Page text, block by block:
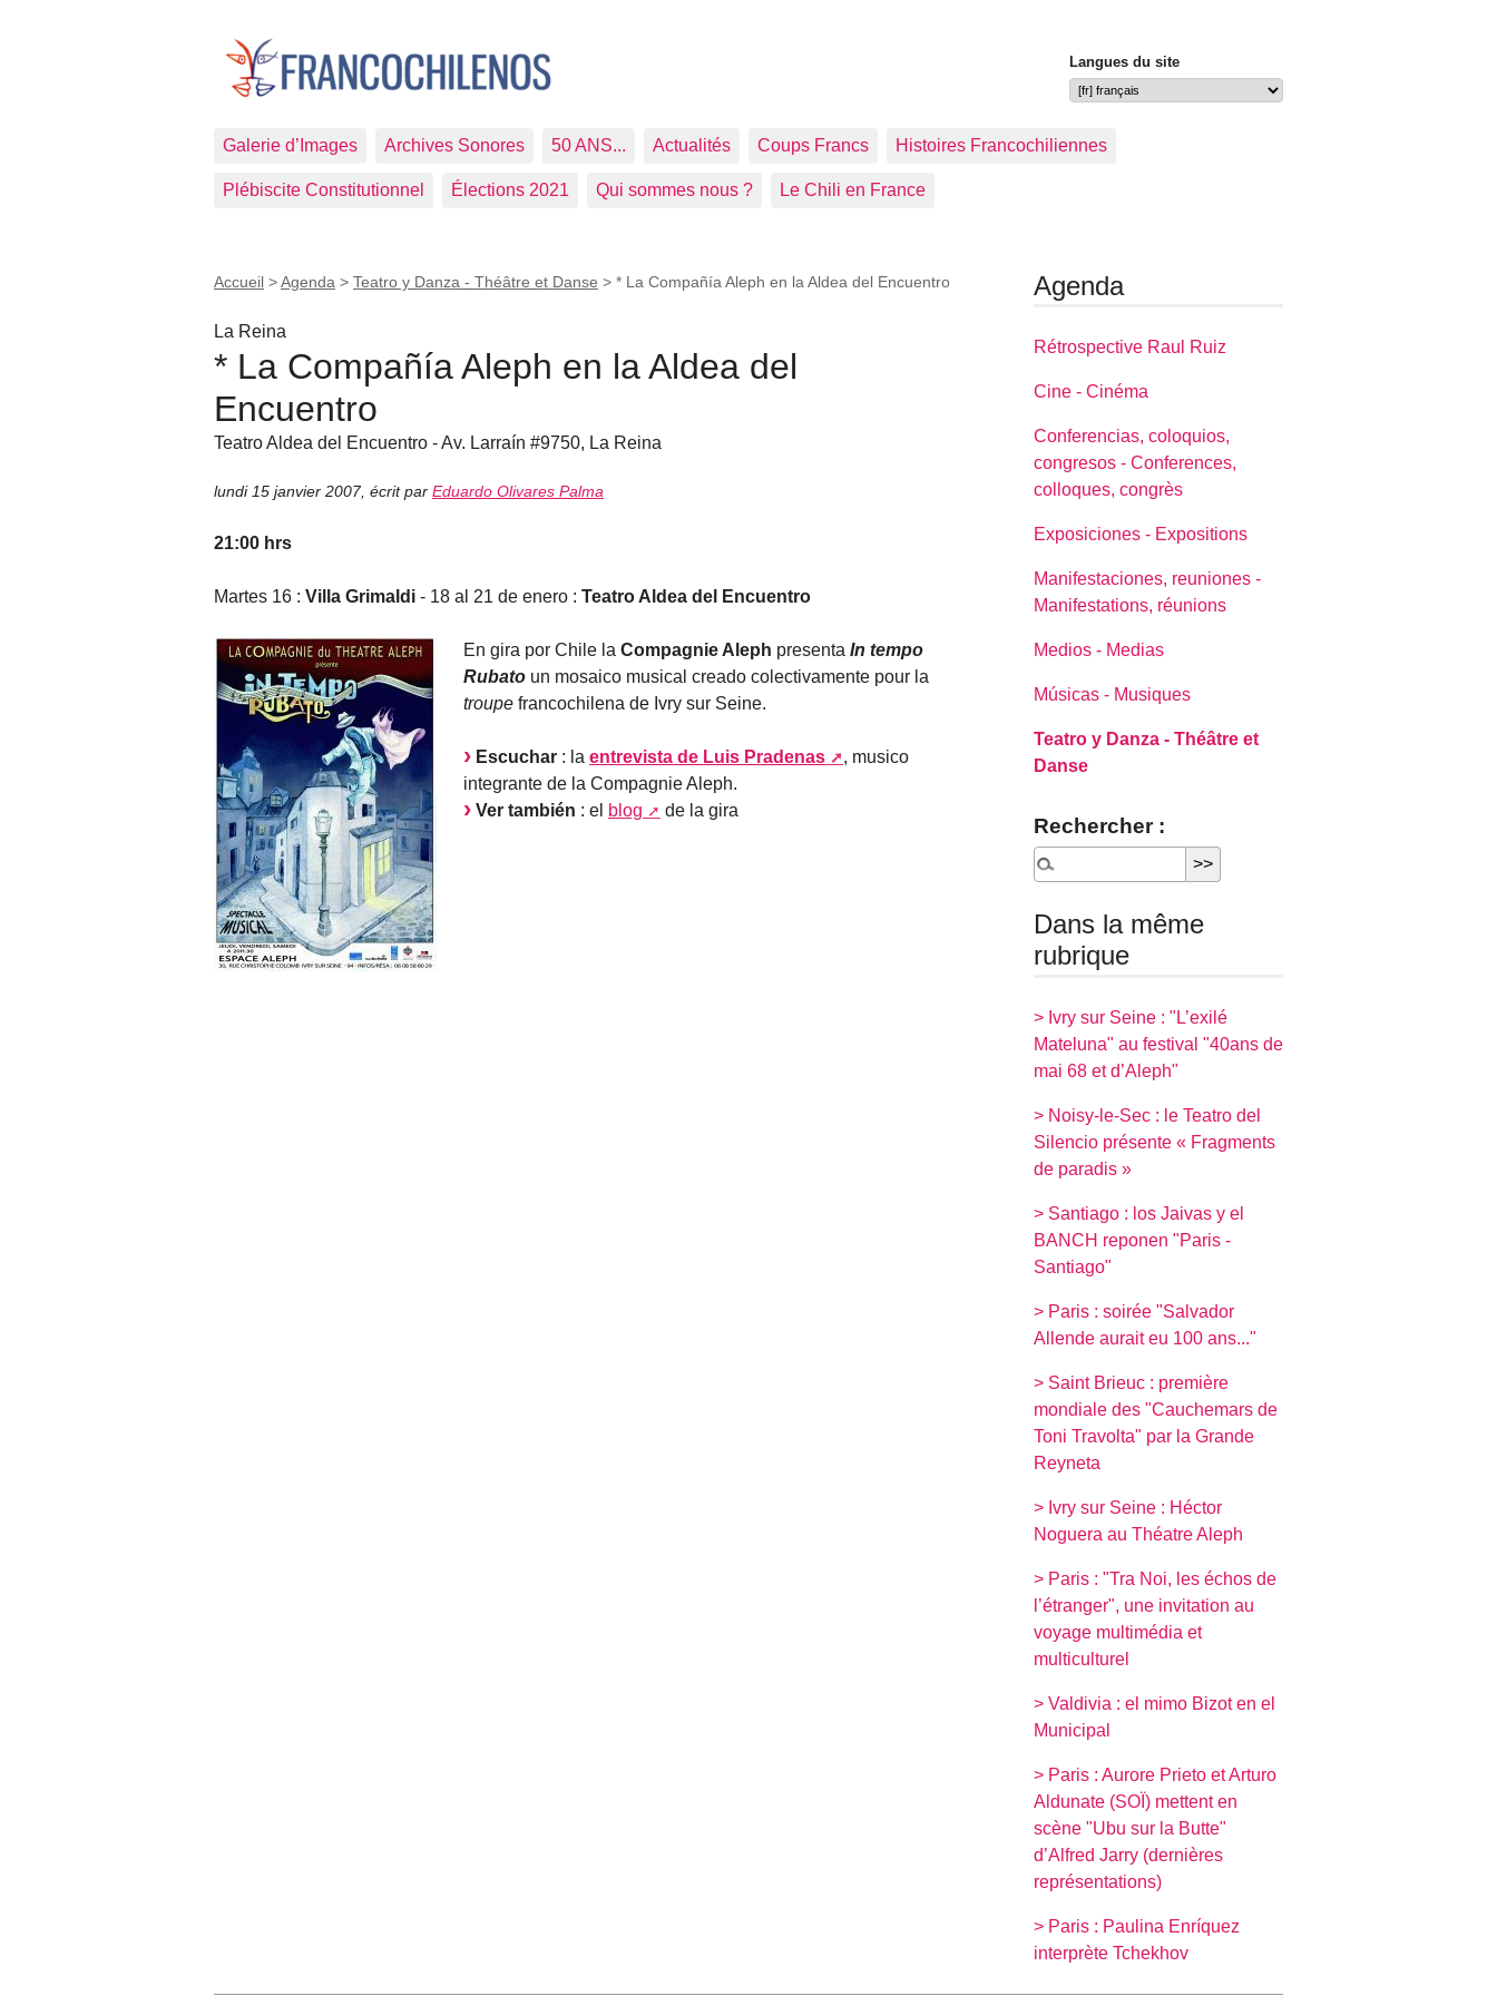
Langues du site
Galerie d’Images Archives Sonores 50 ANS... Actualités Coups Francs Histoires Francochiliennes
Plébiscite Constitutionnel Élections 2021 Qui sommes nous ? Le Chili en France
Accueil >Agenda > Teatro y Danza - Théâtre et Danse > * La Compañía Aleph en la Aldea del Encuentro
La Reina
* La Compañía Aleph en la Aldea del
Encuentro
Teatro Aldea del Encuentro - Av. Larraín #9750, La Reina
lundi 15 janvier 2007, écrit par Eduardo Olivares Palma
21:00 hrs
Martes 16 : Villa Grimaldi - 18 al 21 de enero : Teatro Aldea del Encuentro
En gira por Chile la Compagnie Aleph presenta In tempo
Rubato un mosaico musical creado colectivamente pour la
troupe francochilena de Ivry sur Seine.
Escuchar : la entrevista de Luis Pradenas
, musico
integrante de la Compagnie Aleph.
Ver también : el blog de la gira
Agenda
Rétrospective Raul Ruiz
Cine - Cinéma
Conferencias, coloquios,
congresos - Conferences,
colloques, congrès
Exposiciones - Expositions
Manifestaciones, reuniones -
Manifestations, réunions
Medios - Medias
Músicas - Musiques
Teatro y Danza - Théâtre et
Danse
Rechercher :
Dans la même
rubrique
> Ivry sur Seine : "L’exilé
Mateluna" au festival "40ans de
mai 68 et d’Aleph"
> Noisy-le-Sec : le Teatro del
Silencio présente « Fragments
de paradis »
> Santiago : los Jaivas y el
BANCH reponen "Paris -
Santiago"
> Paris : soirée "Salvador
Allende aurait eu 100 ans..."
> Saint Brieuc : première
mondiale des "Cauchemars de
Toni Travolta" par la Grande
Reyneta
> Ivry sur Seine : Héctor
Noguera au Théatre Aleph
> Paris : "Tra Noi, les échos de
l’étranger", une invitation au
voyage multimédia et
multiculturel
> Valdivia : el mimo Bizot en el
Municipal
> Paris : Aurore Prieto et Arturo
Aldunate (SOÏ) mettent en
scène "Ubu sur la Butte"
d’Alfred Jarry (dernières
représentations)
> Paris : Paulina Enríquez
interprète Tchekhov